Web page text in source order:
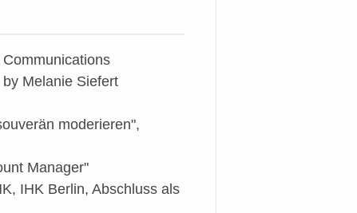
Melanie Siefert
moderieren",
Manager"
IHK Berlin, Abschluss als